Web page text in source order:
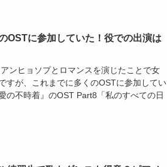
OSTに参加していた！役での出演は
ンヒョソプとロマンスを演じたことで女
すが、これまでに多くのOSTに参加してい
の不時着』のOST Part8「私のすべての日